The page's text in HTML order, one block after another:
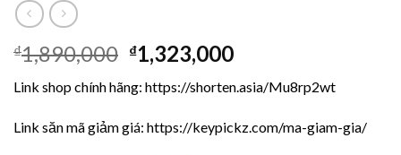
₫1,890,000 ₫1,323,000
Link shop chính hãng: https://shorten.asia/Mu8rp2wt
Link săn mã giảm giá: https://keypickz.com/ma-giam-gia/